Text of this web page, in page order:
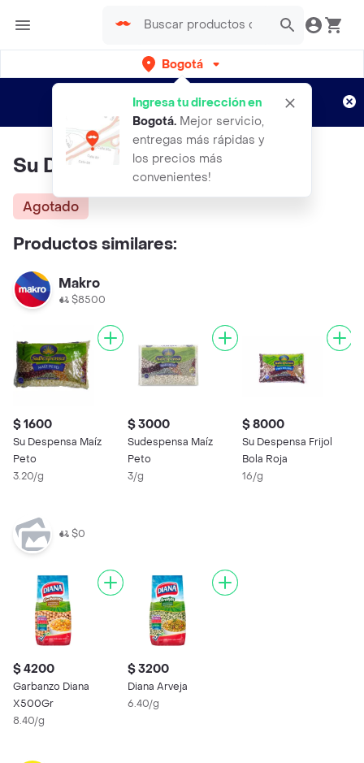
Bogotá
Ingresa tu dirección en
Bogotá. Mejor servicio,
entregas más rápidas y
los precios más
convenientes!
envíos gratis por semanas
Aplican TyC
Su Despensa Garbanza
Agotado
Productos similares:
Makro
$8500
$ 1600
Su Despensa Maíz
Peto
3.20/g
$ 3000
Sudespensa Maíz
Peto
3/g
$ 8000
Su Despensa Frijol
Bola Roja
16/g
$0
$ 4200
Garbanzo Diana
X500Gr
8.40/g
$ 3200
Diana Arveja
6.40/g